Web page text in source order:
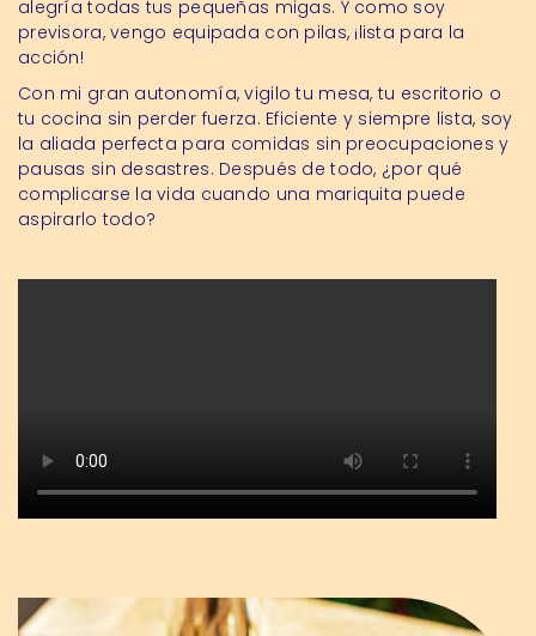
alegría todas tus pequeñas migas. Y como soy
previsora, vengo equipada con pilas, ¡lista para la
acción!
Con mi gran autonomía, vigilo tu mesa, tu escritorio o
tu cocina sin perder fuerza. Eficiente y siempre lista, soy
la aliada perfecta para comidas sin preocupaciones y
pausas sin desastres. Después de todo, ¿por qué
complicarse la vida cuando una mariquita puede
aspirarlo todo?